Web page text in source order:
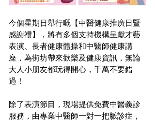
今個星期日舉行嘅【中醫健康推廣日暨
感謝禮】，將有多個支持機構呈獻才藝
表演、長者健康體操和中醫師健康講
座，為街坊帶來歡樂及健康資訊，無論
大人小朋友都玩得開心，千萬不要錯
過！
除了表演節目，現場提供免費中醫義診
服務，由專業中醫師一對一把脈診症，